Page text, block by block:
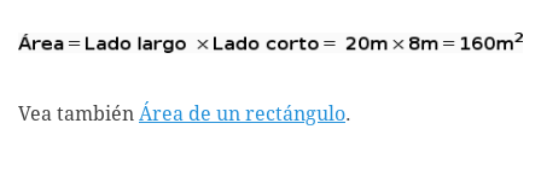
Vea también Área de un rectángulo.